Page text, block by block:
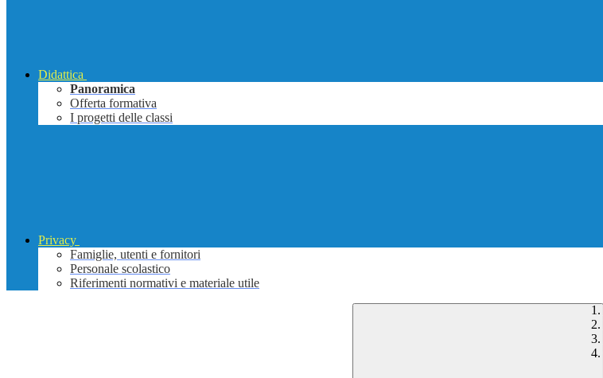
Didattica
Panoramica
Offerta formativa
I progetti delle classi
Privacy
Famiglie, utenti e fornitori
Personale scolastico
Riferimenti normativi e materiale utile